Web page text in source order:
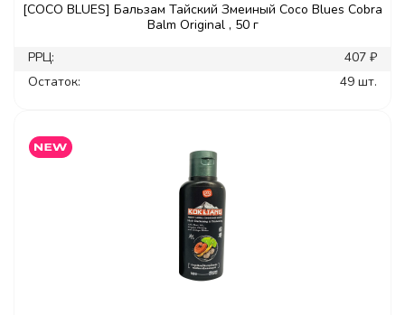
[COCO BLUES] Бальзам Тайский Змеиный Coco Blues Cobra
Balm Original , 50 г
РРЦ:
407 ₽
Остаток:
49 шт.